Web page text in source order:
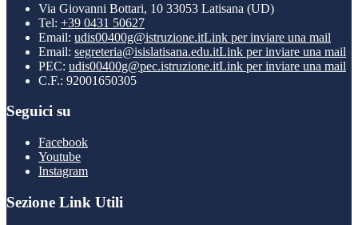
Via Giovanni Bottari, 10 33053 Latisana (UD)
Tel: +39 0431 50627
Email: udis00400g@istruzione.itLink per inviare una mail
Email: segreteria@isislatisana.edu.itLink per inviare una mail
PEC: udis00400g@pec.istruzione.itLink per inviare una mail
C.F.: 92001650305
Seguici su
Facebook
Youtube
Instagram
Sezione Link Utili